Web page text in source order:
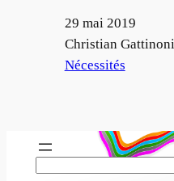
Date
29 mai 2019
Auteur
Christian Gattinoni
Par rapport à
Nécessités